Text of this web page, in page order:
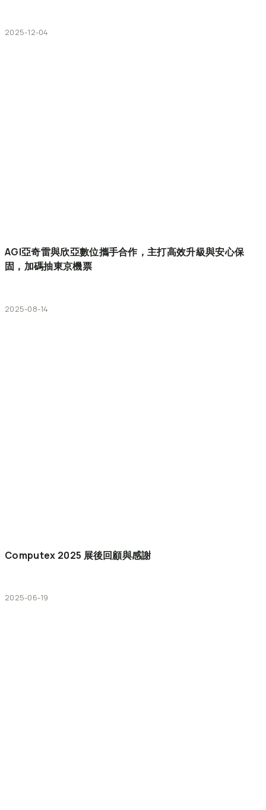
2025-12-04
AGI亞奇雷與欣亞數位攜手合作，主打高效升級與安心保
固，加碼抽東京機票
2025-08-14
Computex 2025 展後回顧與感謝
2025-06-19